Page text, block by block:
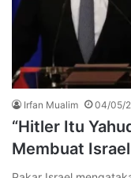
Irfan Mualim 04/05/
“Hitler Itu
Membuat